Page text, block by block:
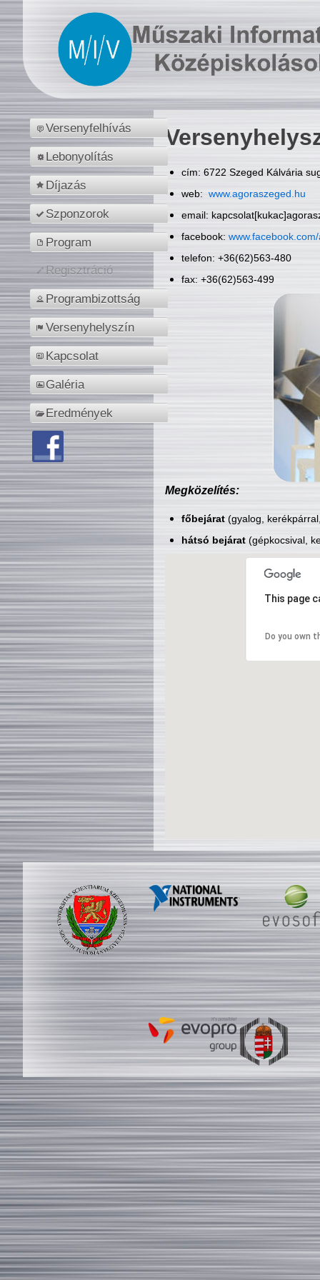
Versenyfelhívás
Lebonyolítás
Díjazás
Szponzorok
Program
Regisztráció
Programbizottság
Versenyhelyszín
Kapcsolat
Galéria
Eredmények
cím: 6722 Szeged Kálvária
web: www.agoraszeged.hu
email:
facebook:
telefon: +36(62)563-480
fax: +36(62)563-499
Megközelítés:
főbejárat(gyalog,
hátsó bejárat(gépkocsival,
This page
Do you own